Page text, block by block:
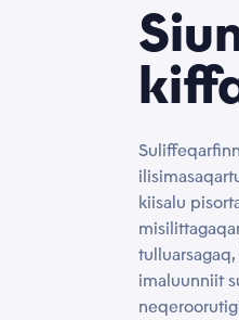
kiisalu
imaluunniit